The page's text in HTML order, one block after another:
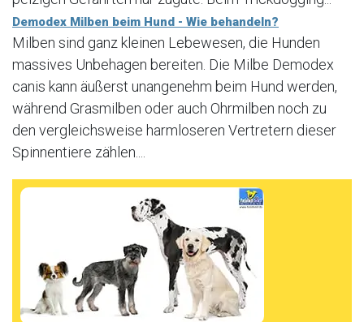
Demodex Milben beim Hund - Wie behandeln?
Milben sind ganz kleinen Lebewesen, die Hunden
massives Unbehagen bereiten. Die Milbe Demodex
canis kann äußerst unangenehm beim Hund werden,
während Grasmilben oder auch Ohrmilben noch zu
den vergleichsweise harmloseren Vertretern dieser
Spinnentiere zählen....